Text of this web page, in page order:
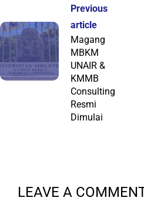
Previous
article
Magang
MBKM
UNAIR &
KMMB
Consulting
Resmi
Dimulai
LEAVE A